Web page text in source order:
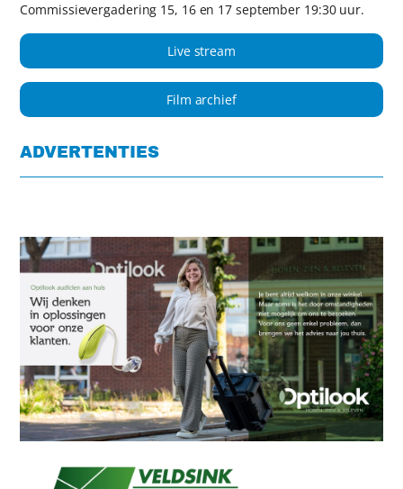
Commissievergadering 15, 16 en 17 september 19:30 uur.
Live stream
Film archief
ADVERTENTIES